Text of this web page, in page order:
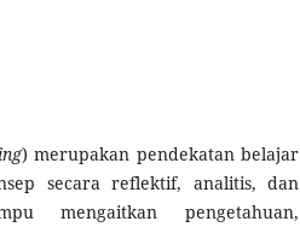
) merupakan pendekatan belajar
secara reflektif, analitis, dan
mengaitkan pengetahuan,